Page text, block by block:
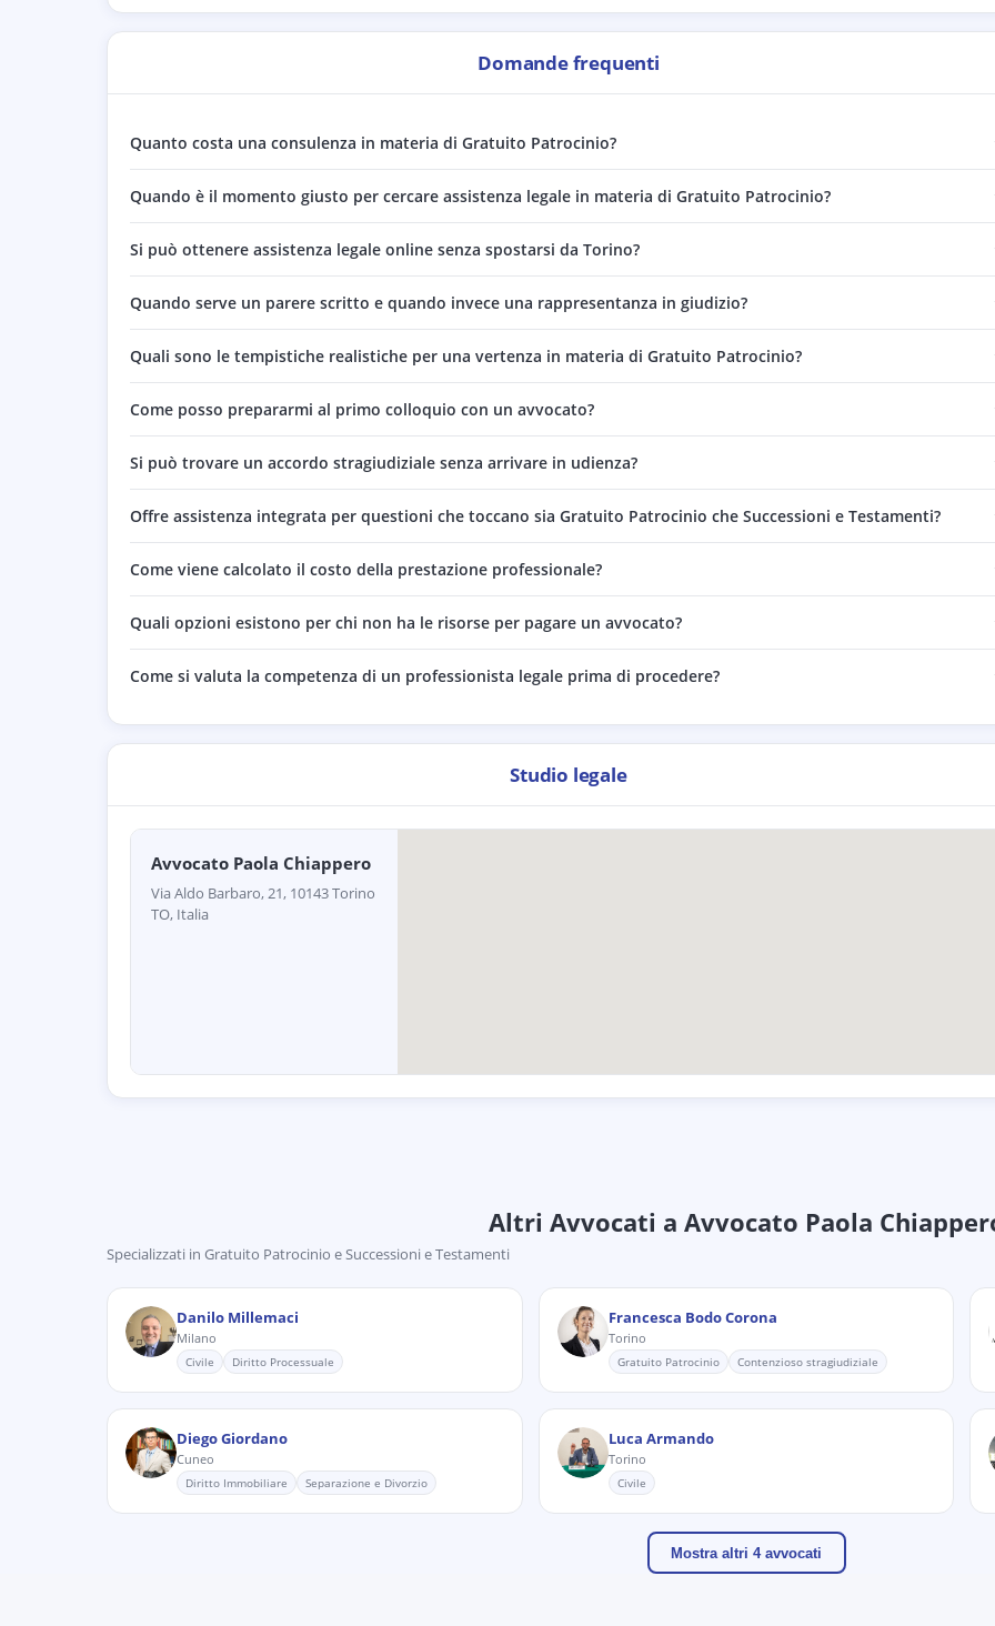
Domande frequenti
Quanto costa una consulenza in materia di Gratuito Patrocinio?
Quando è il momento giusto per cercare assistenza legale in materia di Gratuito Patrocinio?
Si può ottenere assistenza legale online senza spostarsi da Torino?
Quando serve un parere scritto e quando invece una rappresentanza in giudizio?
Quali sono le tempistiche realistiche per una vertenza in materia di Gratuito Patrocinio?
Come posso prepararmi al primo colloquio con un avvocato?
Si può trovare un accordo stragiudiziale senza arrivare in udienza?
Offre assistenza integrata per questioni che toccano sia Gratuito Patrocinio che Successioni e Testamenti?
Come viene calcolato il costo della prestazione professionale?
Quali opzioni esistono per chi non ha le risorse per pagare un avvocato?
Come si valuta la competenza di un professionista legale prima di procedere?
Studio legale
Avvocato Paola Chiappero
Via Aldo Barbaro, 21, 10143 Torino
TO, Italia
Altri Avvocati a Avvocato Paola
Specializzati in Gratuito Patrocinio e Successioni e Testamenti
Danilo Millemaci
Milano
Civile Diritto Processuale
Francesca Bodo Corona
Torino
Gratuito Patrocinio Contenzioso stragiudiziale
Diego Giordano
Cuneo
Diritto Immobiliare Separazione e Divorzio
Luca Armando
Torino
Civile
Mostra altri 4 avvocati